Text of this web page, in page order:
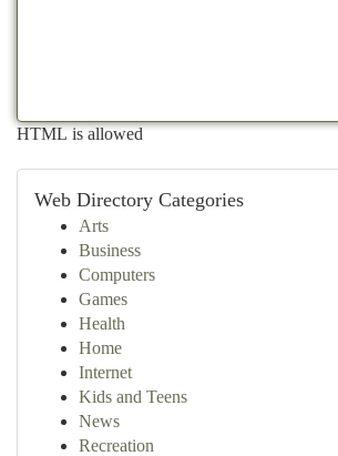
HTML is allowed
Web Directory Categories
Arts
Business
Computers
Games
Health
Home
Internet
Kids and Teens
News
Recreation